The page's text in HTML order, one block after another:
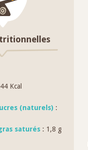
Kcal
(naturels) :
saturés: 1,8 g